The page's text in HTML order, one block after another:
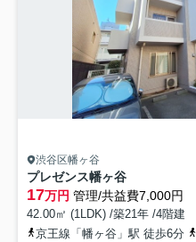
渋谷区幡ヶ谷
プレゼンス幡ヶ谷
17万円 管理/共益費7,000円
42.00㎡ (1LDK) /築21年 /4階建
京王線「幡ヶ谷」駅 徒歩6分